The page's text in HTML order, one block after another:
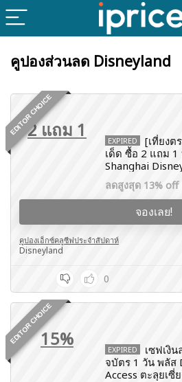
คูปองส่วนลด Disneyland
EDITOR CHOICE
2 แถม 1 EXPIRED
[เที่ยงต
เด็ด ซื้อ 2 แถม 1
Shanghai
ลดสูงสุด 13% off
จองเลย!
คูปองเอ็กซ์คลูซีฟประจำสัปดาห์
Disneyland
0
EDITOR CHOICE15% EXPIRED
เซฟเงิ
จบัตร 1 วัน พลัส
Access ตะลุยเ